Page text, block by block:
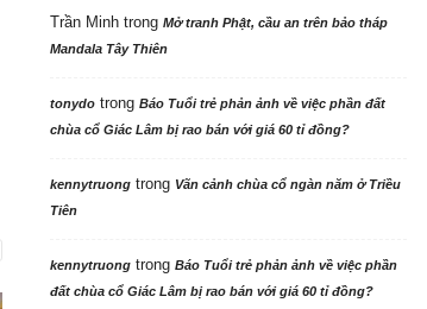
Trần Minhtrong Mở tranh Phật, cầu an trên bảo tháp
Mandala Tây Thiên
tonydotrong Báo Tuổi trẻ phản ảnh về việc phần đất
chùa cổ Giác Lâm bị rao bán với giá 60 tỉ đồng?
kennytruongtrong Vãn cảnh chùa cổ ngàn năm ở Triều
Tiên
kennytruongtrong Báo Tuổi trẻ phản ảnh về việc phần
đất chùa cổ Giác Lâm bị rao bán với giá 60 tỉ đồng?